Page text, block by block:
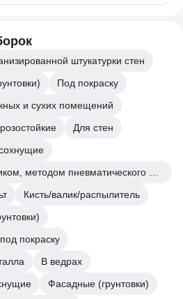
штукатурки стен
Под покраску
и сухих помещений
Для стен
Кисть/валик/распылитель
покраску
В ведрах
Фасадные (грунтовки)